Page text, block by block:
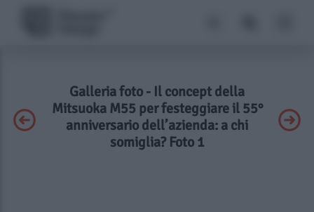
Galleria foto - Il concept della
Mitsuoka M55 per festeggiare il 55°
anniversario dell’azienda: a chi
somiglia? Foto 1